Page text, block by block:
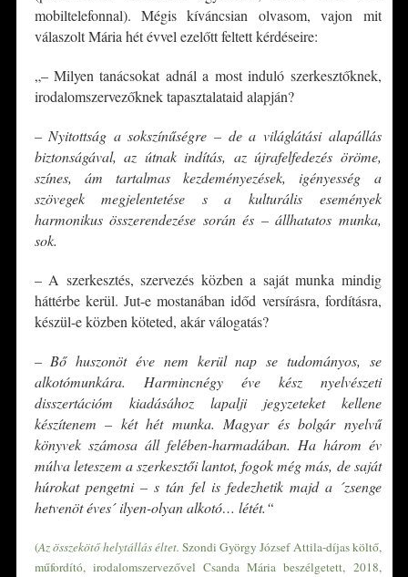
mobiltelefonnal). Mégis kíváncsian olvasom, vajon mit
válaszolt Mária hét évvel ezelőtt feltett kérdéseire:
„– Milyen tanácsokat adnál a most induló szerkesztőknek,
irodalomszervezőknek tapasztalataid alapján?
– Nyitottság a sokszínűségre – de a világlátási alapállás
biztonságával, az útnak indítás, az újrafelfedezés öröme,
színes, ám tartalmas kezdeményezések, igényesség a
szövegek megjelentetése s a kulturális események
harmonikus összerendezése során és – állhatatos munka,
sok.
– A szerkesztés, szervezés közben a saját munka mindig
háttérbe kerül. Jut-e mostanában időd versírásra, fordításra,
készül-e közben köteted, akár válogatás?
– Bő huszonöt éve nem kerül nap se tudományos, se
alkotómunkára. Harmincnégy éve kész nyelvészeti
disszertációm kiadásához lapalji jegyzeteket kellene
készítenem – két hét munka. Magyar és bolgár nyelvű
könyvek számosa áll felében-harmadában. Ha három év
múlva leteszem a szerkesztői lantot, fogok még más, de saját
húrokat pengetni – s tán fel is fedezhetik majd a ´zsenge
hetvenöt éves´ ilyen-olyan alkotó… létét.“
(Az összekötő helytállás éltet. Szondi György József Attila-díjas költő,
műfordító, irodalomszervezővel Csanda Mária beszélgetett, 2018,